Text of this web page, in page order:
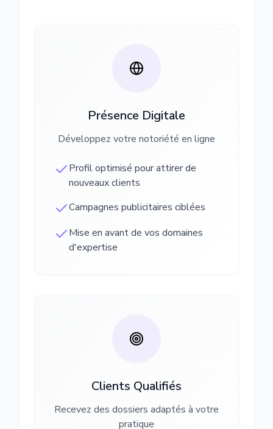
Présence Digitale
Développez votre notoriété en ligne
Profil optimisé pour attirer de
nouveaux clients
Campagnes publicitaires ciblées
Mise en avant de vos domaines
d'expertise
Clients Qualifiés
Recevez des dossiers adaptés à votre
pratique